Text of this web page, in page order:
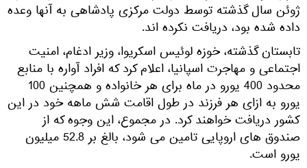
ژوئن سال گذشته توسط دولت مرکزی پادشاهی به آنها وعده
داده شده بود، دریافت نکرده اند.
تابستان گذشته، خوزه لوئیس اسکریوا، وزیر ادغام، امنیت
اجتماعی و مهاجرت اسپانیا، اعلام کرد که افراد آواره با منابع
محدود 400 یورو در ماه برای هر خانواده و همچنین 100
یورو به ازای هر فرزند در طول اقامت شش ماهه خود در این
کشور دریافت خواهند کرد. در مجموع، این وجوه که از
صندوق های اروپایی تامین می شود، بالغ بر 52.8 میلیون
یورو است.